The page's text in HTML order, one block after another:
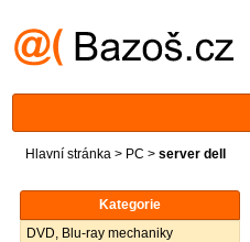
Hlavní stránka > PC > server dell
Kategorie
DVD, Blu-ray mechaniky